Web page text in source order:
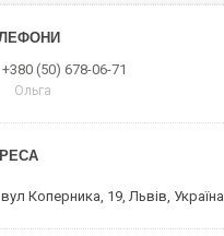
+380 (50) 678-06-71
Ольга
вул Коперника, 19, Львів, Україна